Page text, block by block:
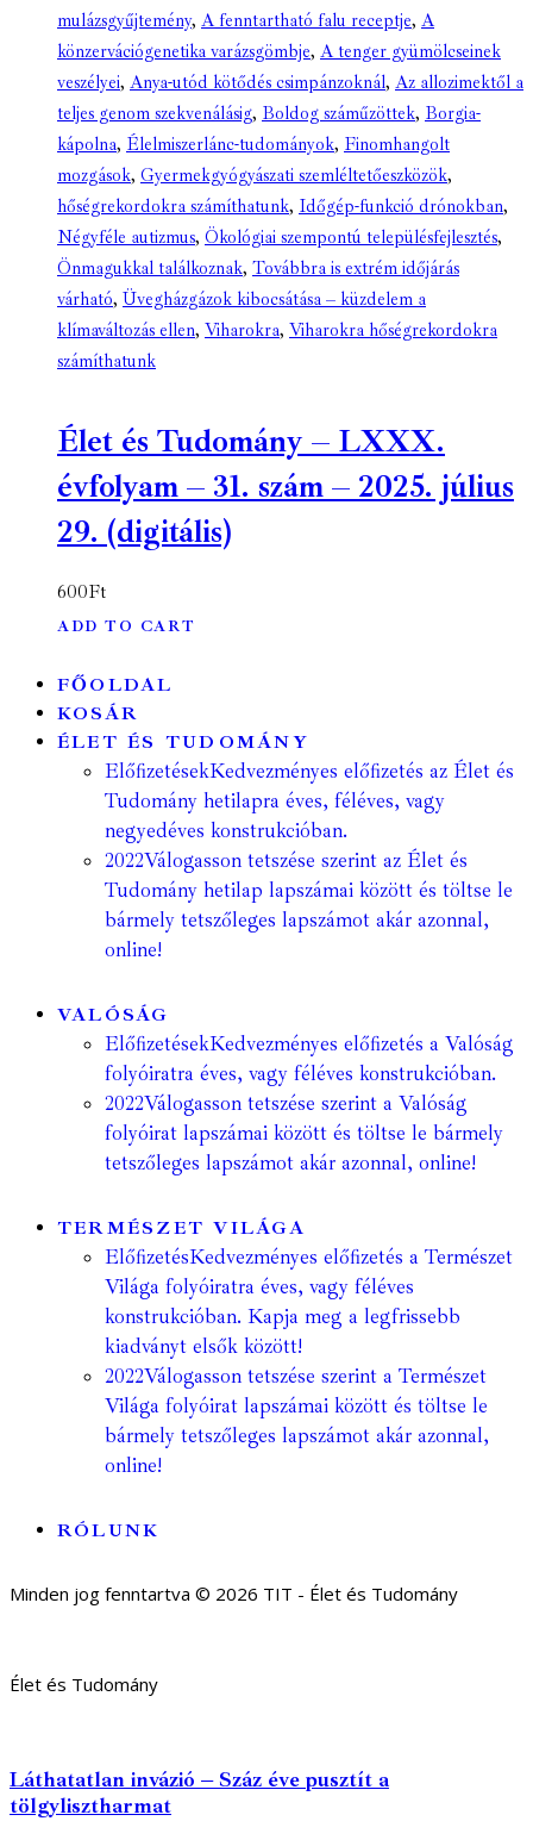
mulázsgyűjtemény, A fenntartható falu receptje, A
könzervációgenetika varázsgömbje, A tenger gyümölcseinek
veszélyei, Anya-utód kötődés csimpánzoknál, Az allozimektől a
teljes genom szekvenálásig, Boldog száműzöttek, Borgia-
kápolna, Élelmiszerlánc-tudományok, Finomhangolt
mozgások, Gyermekgyógyászati szemléltetőeszközök,
hőségrekordokra számíthatunk, Időgép-funkció drónokban,
Négyféle autizmus, Ökológiai szempontú településfejlesztés,
Önmagukkal találkoznak, Továbbra is extrém időjárás
várható, Üvegházgázok kibocsátása – küzdelem a
klímaváltozás ellen, Viharokra, Viharokra hőségrekordokra
számíthatunk
Élet és Tudomány – LXXX.
évfolyam – 31. szám – 2025. július
29. (digitális)
600Ft
ADD TO CART
FŐOLDAL
KOSÁR
ÉLET ÉS TUDOMÁNY
ElőfizetésekKedvezményes előfizetés az Élet és
Tudomány hetilapra éves, féléves, vagy
negyedéves konstrukcióban.
2022Válogasson tetszése szerint az Élet és
Tudomány hetilap lapszámai között és töltse le
bármely tetszőleges lapszámot akár azonnal,
online!
VALÓSÁG
ElőfizetésekKedvezményes előfizetés a Valóság
folyóiratra éves, vagy féléves konstrukcióban.
2022Válogasson tetszése szerint a Valóság
folyóirat lapszámai között és töltse le bármely
tetszőleges lapszámot akár azonnal, online!
TERMÉSZET VILÁGA
ElőfizetésKedvezményes előfizetés a Természet
Világa folyóiratra éves, vagy féléves
konstrukcióban. Kapja meg a legfrissebb
kiadványt elsők között!
2022Válogasson tetszése szerint a Természet
Világa folyóirat lapszámai között és töltse le
bármely tetszőleges lapszámot akár azonnal,
online!
RÓLUNK
Minden jog fenntartva © 2026 TIT - Élet és Tudomány
Élet és Tudomány
Láthatatlan invázió – Száz éve pusztít a
tölgylisztharmat